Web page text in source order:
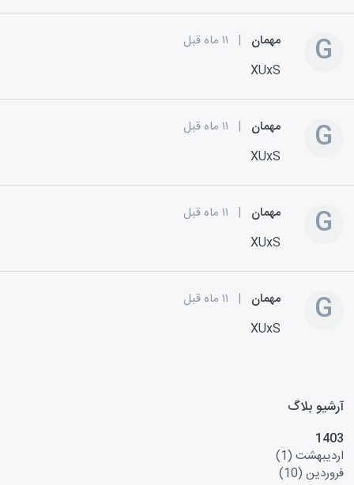
G مهمان | ۱۱ ماه قبل
XUxS
G مهمان | ۱۱ ماه قبل
XUxS
G مهمان | ۱۱ ماه قبل
XUxS
G مهمان | ۱۱ ماه قبل
XUxS
آرشیو بلاگ
1403
اردیبهشت (1)
فروردین (10)